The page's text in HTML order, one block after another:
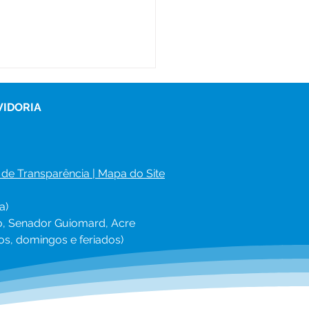
Transparência Mapa do Site
Senador Guiomard, Acre
domingos e feriados)